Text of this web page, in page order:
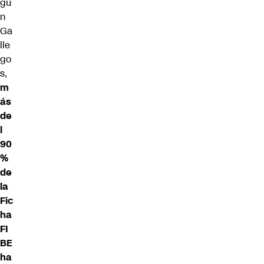
n
Ga
lle
go
s,
m
ás
de
l
90
%
de
la
Fic
ha
FI
BE
ha